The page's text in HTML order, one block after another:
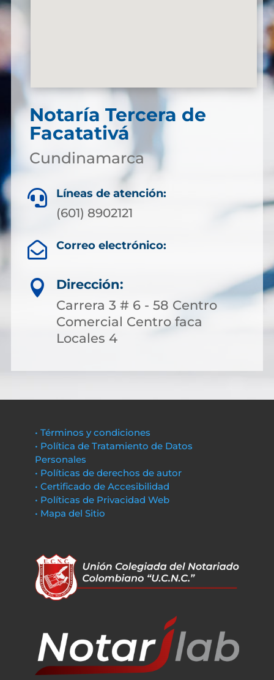
Notaría Tercera de
Facatativá
Cundinamarca
 Líneas de atención:
(601) 8902121
 Correo electrónico:

Dirección:
Carrera 3 # 6 - 58 Centro
Comercial Centro faca
Locales 4
• Términos y condiciones
• Política de Tratamiento de Datos
Personales
• Políticas de derechos de autor
• Certificado de Accesibilidad
• Políticas de Privacidad Web
• Mapa del Sitio